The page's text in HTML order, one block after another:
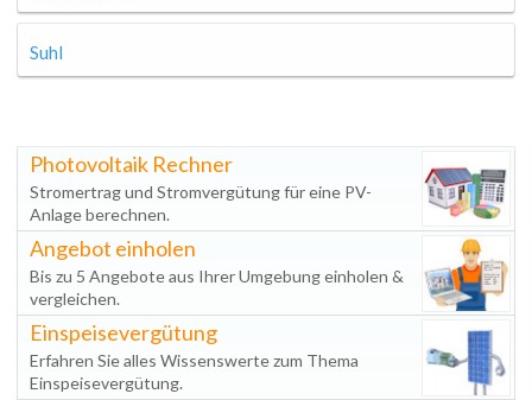
Suhl
Photovoltaik Rechner
Stromertrag und Stromvergütung für eine PV-
Anlage berechnen.
Angebot einholen
Bis zu 5 Angebote aus Ihrer Umgebung einholen &
vergleichen.
Einspeisevergütung
Erfahren Sie alles Wissenswerte zum Thema
Einspeisevergütung.